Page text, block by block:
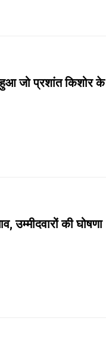
जो प्रशांत किशोर के
उम्मीदवारों की घोषणा